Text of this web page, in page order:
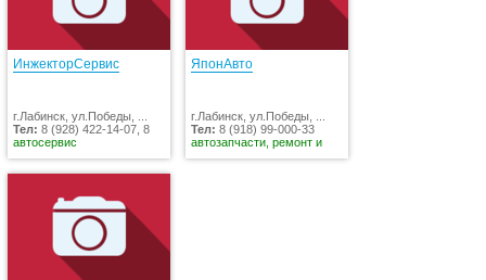
ИнжекторСервис
г.Лабинск, ул.Победы, ...
Тел: 8 (928) 422-14-07, 8
автосервис
ЯпонАвто
г.Лабинск, ул.Победы, ...
Тел: 8 (918) 99-000-33
автозапчасти, ремонт и